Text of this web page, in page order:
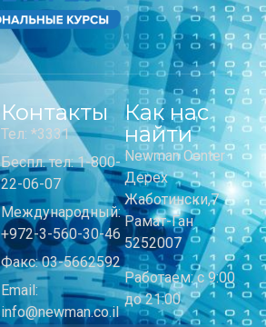
Контакты
Тел: *3331
Беспл. тел: 1-800-
22-06-07
Международный:
+972-3-560-30-46
Факс: 03-5662592
Email:
info@newman.co.il
Как нас
найти
Newman Center
Дерех
Жаботински,7
Рамат-Ган
5252007
Работаем: с 9:00
до 21:00